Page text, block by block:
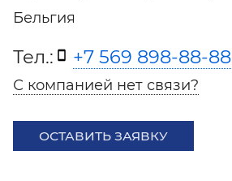
Бельгия
Тел.: +7 569 898-88-88
С компанией нет связи?
ОСТАВИТЬ ЗАЯВКУ